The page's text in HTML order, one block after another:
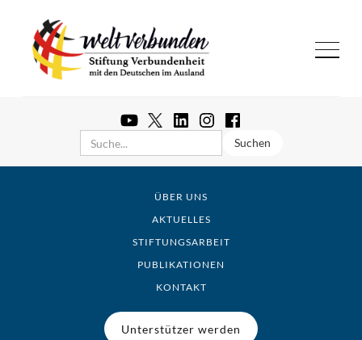
ÜBER UNS
AKTUELLES
STIFTUNGSARBEIT
PUBLIKATIONEN
KONTAKT
Unterstützer werden